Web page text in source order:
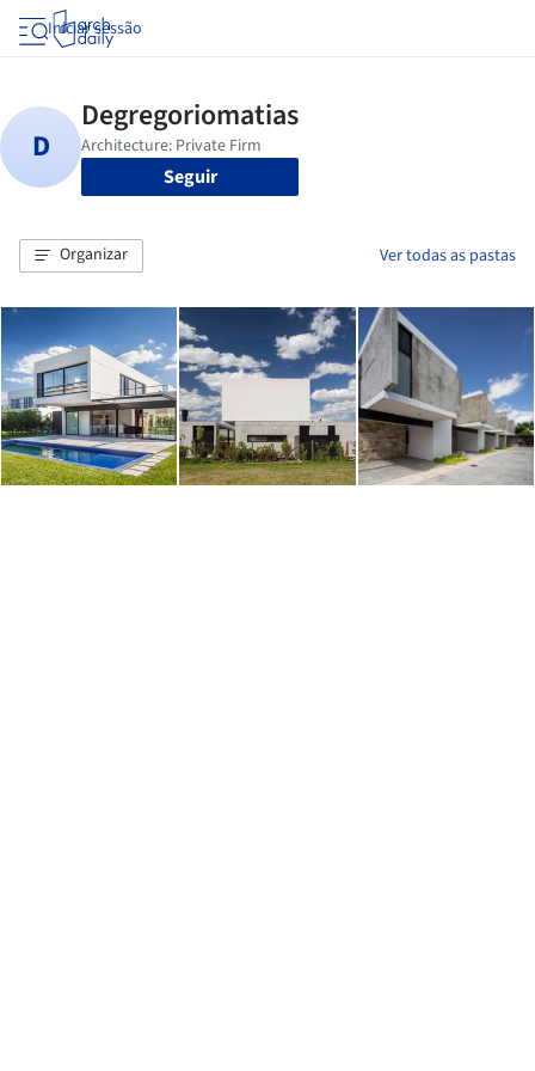
Iniciar sessão
Seguir
Organizar Ver todas as pastas